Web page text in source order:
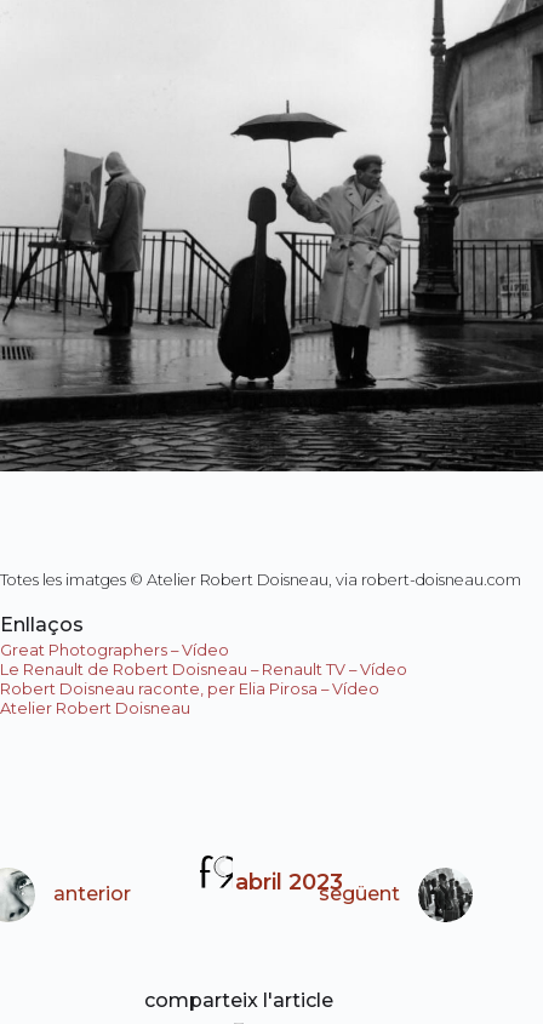
Totes les imatges © Atelier Robert Doisneau, via robert-doisneau.com
Enllaços
Great Photographers – Vídeo
Le Renault de Robert Doisneau – Renault TV – Vídeo
Robert Doisneau raconte, per Elia Pirosa – Vídeo
Atelier Robert Doisneau
abril 2023
comparteix l'article
anterior següent